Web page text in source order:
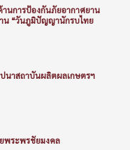
นการป้องกันภัยอากาศยาน
น “วันภูมิปัญญานักรบไทย
นาสถาบันผลิตผลเกษตรฯ
พระพรชัยมงคล